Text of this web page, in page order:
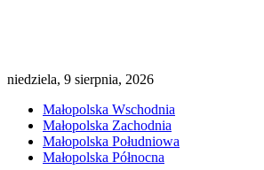
niedziela, 9 sierpnia, 2026
Małopolska Wschodnia
Małopolska Zachodnia
Małopolska Południowa
Małopolska Północna